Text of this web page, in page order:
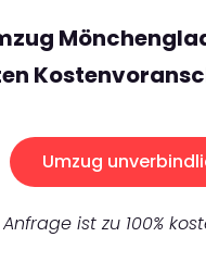
Umzug
ist zu 100%